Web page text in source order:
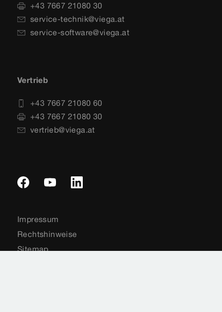
+43 7667 21080 30
service-technik@viega.at
service-software@viega.at
Vertrieb
+43 7667 21080 60
+43 7667 21080 30
vertrieb@viega.at
Impressum
Rechtshinweise
Sitemap